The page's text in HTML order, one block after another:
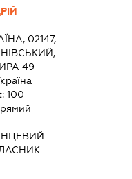
02147,
49
100